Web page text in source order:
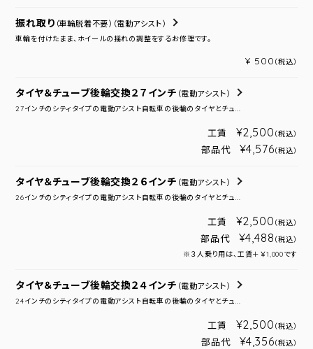
振れ取り （車輪脱着不要） （電動アシスト）
車輪を付けたまま、ホイールの揺れの調整をするお修理です。
¥ 500 （税込）
タイヤ＆チューブ後輪交換２７インチ （電動アシスト）
27インチのシティタイプの電動アシスト自転車の後輪のタイヤとチュ...
工賃 ¥2,500 （税込）
部品代 ¥4,576（税込）
タイヤ＆チューブ後輪交換２６インチ （電動アシスト）
26インチのシティタイプの電動アシスト自転車の後輪のタイヤとチュ...
工賃 ¥2,500 （税込）
部品代 ¥4,488 （税込）
※３人乗り用は、工賃＋￥1,000です
タイヤ＆チューブ後輪交換２４インチ （電動アシスト）
24インチのシティタイプの電動アシスト自転車の後輪のタイヤとチュ...
工賃 ¥2,500 （税込）
部品代 ¥4,356（税込）